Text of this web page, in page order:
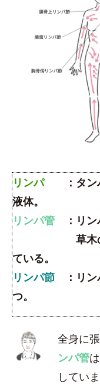
リンパ：タンパ
液体。
リンパ管 ：リン
草木の根っ
ている。
リンパ節 ：リン
つ。
全身に
ンパ管
してい